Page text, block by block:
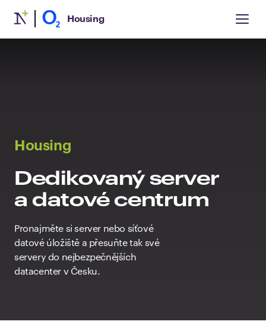
Housing
Housing
Dedikovaný server
a datové centrum
Pronajměte si server nebo síťové
datové úložiště a přesuňte tak své
servery do nejbezpečnějších
datacenter v Česku.